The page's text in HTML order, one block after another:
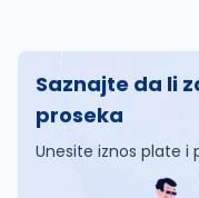
Saznajte da li
proseka
Unesite iznos plate i